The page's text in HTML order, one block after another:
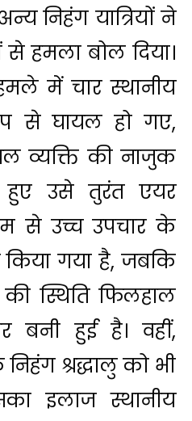
निहंग यात्रियों ने
से हमला बोल दिया।
में चार स्थानीय
से घायल हो गए,
व्यक्ति की नाजुक
उसे तुरंत एयर
से उच्च उपचार के
गया है, जबकि
स्थिति फिलहाल
बनी हुई है। वहीं,
श्रद्धालु को भी
इलाज स्थानीय